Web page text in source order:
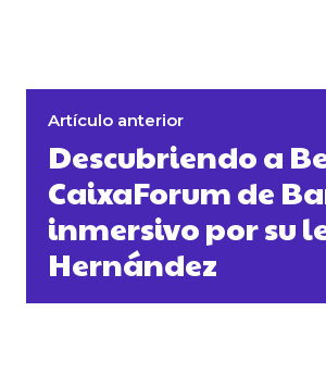
Artículo anterior
Descubriendo a
CaixaForum de
inmersivo por su
Hernández